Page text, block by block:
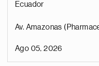
Ecuador
Av. Amazonas
Ago 05, 2026